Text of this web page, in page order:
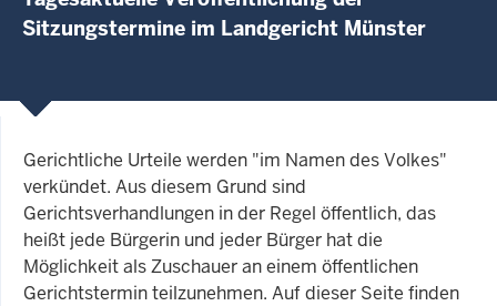
Sitzungstermine im Landgericht Münster
Gerichtliche Urteile werden "im Namen des Volkes"
verkündet. Aus diesem Grund sind
Gerichtsverhandlungen in der Regel öffentlich, das
heißt jede Bürgerin und jeder Bürger hat die
Möglichkeit als Zuschauer an einem öffentlichen
Gerichtstermin teilzunehmen. Auf dieser Seite finden